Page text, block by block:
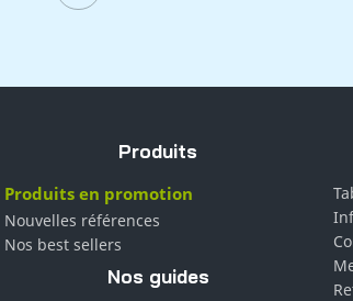
Produits
Produits en promotion
Nouvelles références
Nos best sellers
Nos guides